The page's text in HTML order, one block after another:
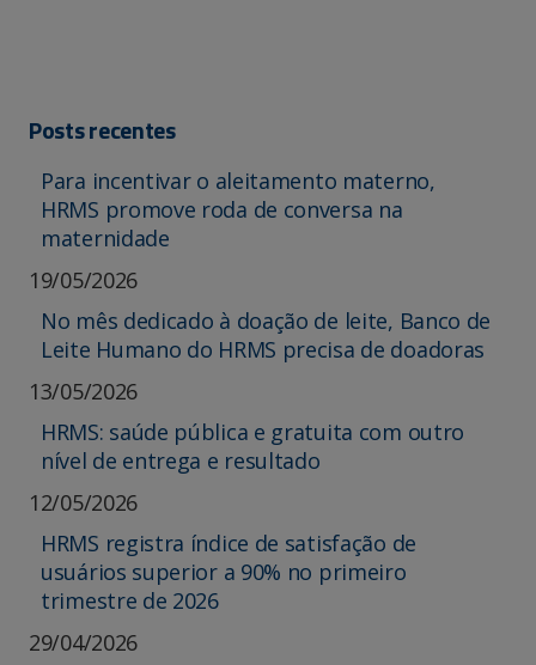
Posts recentes
Para incentivar o aleitamento materno,
HRMS promove roda de conversa na
maternidade
19/05/2026
No mês dedicado à doação de leite, Banco de
Leite Humano do HRMS precisa de doadoras
13/05/2026
HRMS: saúde pública e gratuita com outro
nível de entrega e resultado
12/05/2026
HRMS registra índice de satisfação de
usuários superior a 90% no primeiro
trimestre de 2026
29/04/2026